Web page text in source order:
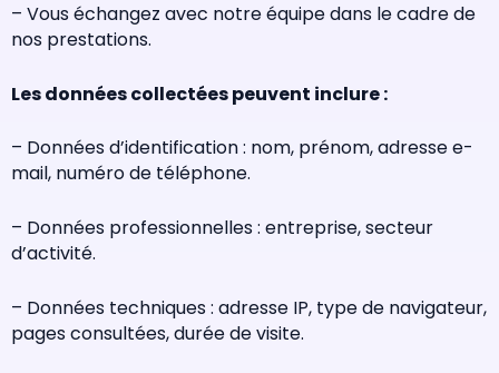
– Vous échangez avec notre équipe dans le cadre de
nos prestations.
Les données collectées peuvent inclure :
– Données d’identification : nom, prénom, adresse e-
mail, numéro de téléphone.
– Données professionnelles : entreprise, secteur
d’activité.
– Données techniques : adresse IP, type de navigateur,
pages consultées, durée de visite.